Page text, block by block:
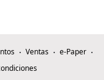
Ventas
e-Paper